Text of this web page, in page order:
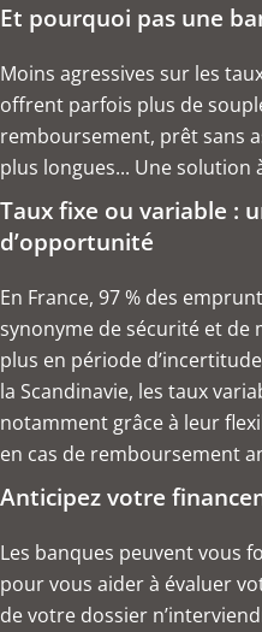
Et pourquoi pas une
Moins agressives sur les
offrent parfois plus de
remboursement, prêt sans
plus longues... Une solution
Taux fixe ou variable :
d’opportunité
En France, 97 % des
synonyme de sécurité et
plus en période
la Scandinavie, les taux
notamment grâce à leur
en cas de remboursement
Anticipez votre
Les banques peuvent vous
pour vous aider à évaluer
de votre dossier